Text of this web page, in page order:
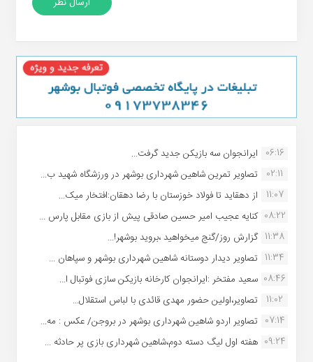
06:16 ایرانجوان سه بازیکن جدید گرفت...
02:11
تصاویر تمرین شاهین شهردارى بوشهر در ورزشگاه شهید ب...
11:07
از دهقاید تا فولاد خوزستان با رضا دهقان:افتخار میک...
08:22 کنایه عجیب امیر حسین صادقی پیش از بازی مقابل پارس ...
11:38 گزارش روز/گنج میخواهید ،بروید بوشهر!...
11:34 تصاویر دیدار دوستانه شاهین شهردارى بوشهر و سپاهان ...
08:46 سعید مفتخر :ایرانجوان کارخانه بازیکن سازی فوتبال ا...
11:02
تصاویر،اولین حضور مهدی قائدی با لباس استقلال...
07:14 تصاویر اردو شاهین شهرداری بوشهر در بروجن/ عکس : مه...
09:24 هفته اول لیگ دسته دوم،شاهین شهرداری بازی پر حادثه ...